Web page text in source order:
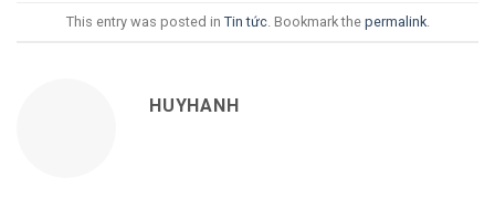
This entry was posted in Tin tức. Bookmark the permalink.
HUYHANH